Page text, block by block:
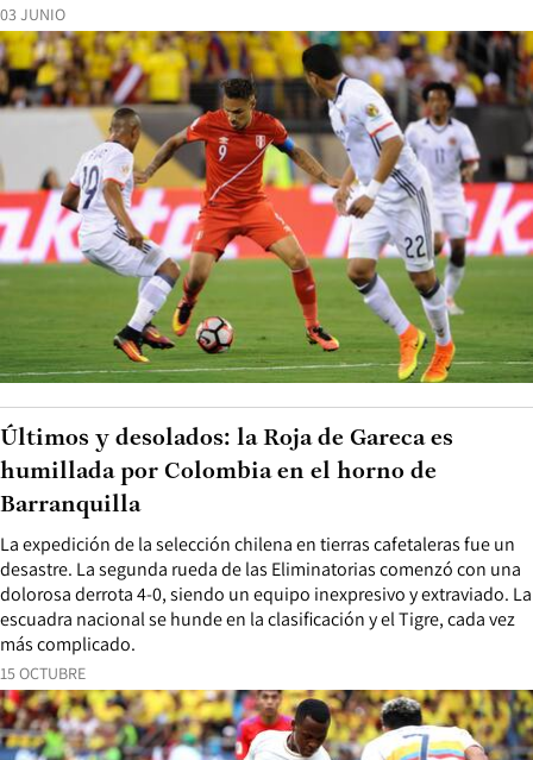
03 JUNIO
15 OCTUBRE
La expedición de la selección chilena en tierras cafetaleras fue un
desastre. La segunda rueda de las Eliminatorias comenzó con una
dolorosa derrota 4-0, siendo un equipo inexpresivo y extraviado. La
escuadra nacional se hunde en la clasificación y el Tigre, cada vez
más complicado.
Últimos y desolados: la Roja de Gareca es
humillada por Colombia en el horno de
Barranquilla